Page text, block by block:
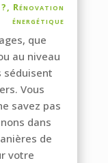
, Rénovation
énergétique
que
au niveau
séduisent
Vous
savez pas
dans
de
votre